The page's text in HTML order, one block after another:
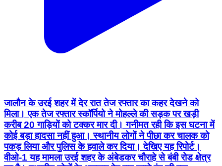
जालौन के उरई शहर में देर रात तेज रफ्तार का कहर देखने को
मिला। एक तेज रफ्तार स्कॉर्पियो ने मोहल्ले की सड़क पर खड़ी
करीब 20 गाड़ियों को टक्कर मार दी। गनीमत रही कि इस घटना में
कोई बड़ा हादसा नहीं हुआ। स्थानीय लोगों ने पीछा कर चालक को
पकड़ लिया और पुलिस के हवाले कर दिया। देखिए यह रिपोर्ट।
वीओ-1 यह मामला उरई शहर के अंबेडकर चौराहे से बंबी रोड क्षेत्र